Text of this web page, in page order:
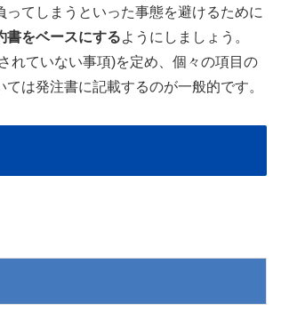
てしまうといった事態を避けるために
書をベースにするようにしましょう。
れていない事項)を定め、個々の項目の
は発注書に記載するのが一般的です。